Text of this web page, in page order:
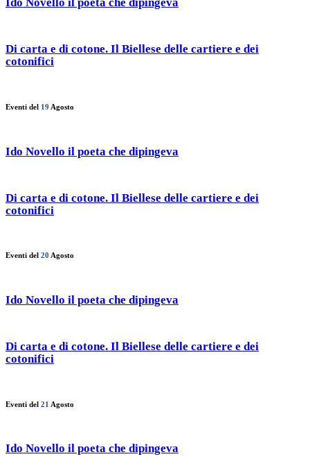
Di carta e di cotone. Il Biellese delle cartiere e dei
cotonifici
Eventi del 19 Agosto
Ido Novello il poeta che dipingeva
Di carta e di cotone. Il Biellese delle cartiere e dei
cotonifici
Eventi del 20 Agosto
Ido Novello il poeta che dipingeva
Di carta e di cotone. Il Biellese delle cartiere e dei
cotonifici
Eventi del 21 Agosto
Ido Novello il poeta che dipingeva